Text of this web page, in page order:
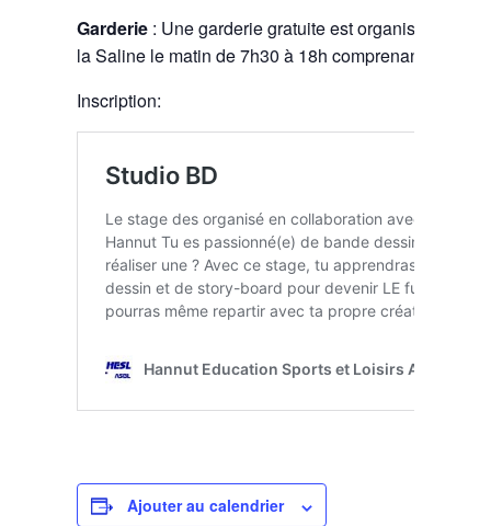
Garderie : Une garderie gratuite est organisée au
la Saline le matin de 7h30 à 18h comprenant le
Inscription:
Ajouter au calendrier